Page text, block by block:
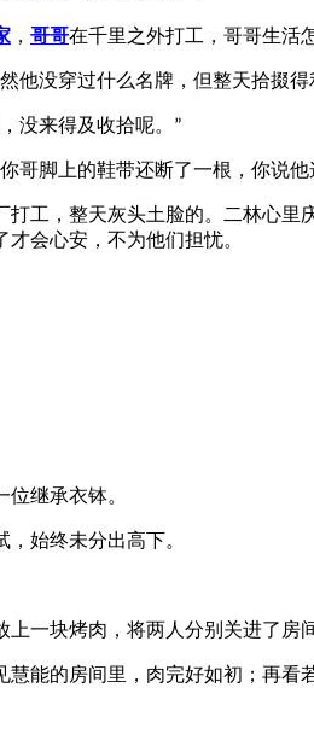
， 哥哥在千里之外打工，哥哥生活
他没穿过什么名牌，但整天拾掇
没来得及收拾呢。 ”
哥脚上的鞋带还断了一根，你说他
，整天灰头土脸的。二林心里
会心安，不为他们担忧。
继承衣钵。
始终未分出高下。
块烤肉，将两人分别关进了房间
的房间里，肉完好如初；再看